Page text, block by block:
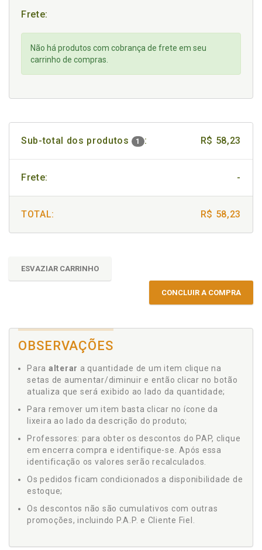
Frete:
Não há produtos com cobrança de frete em seu
carrinho de compras.
Sub-total dos produtos 1 : R$ 58,23
Frete: -
TOTAL: R$ 58,23
ESVAZIAR CARRINHO
CONCLUIR A COMPRA
OBSERVAÇÕES
Para alterar a quantidade de um item clique na
setas de aumentar/diminuir e então clicar no botão
atualiza que será exibido ao lado da quantidade;
Para remover um item basta clicar no ícone da
lixeira ao lado da descrição do produto;
Professores: para obter os descontos do PAP, clique
em encerra compra e identifique-se. Após essa
identificação os valores serão recalculados.
Os pedidos ficam condicionados a disponibilidade de
estoque;
Os descontos não são cumulativos com outras
promoções, incluindo P.A.P. e Cliente Fiel.